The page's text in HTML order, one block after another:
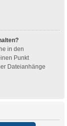
in den
Punkt
Dateianhänge